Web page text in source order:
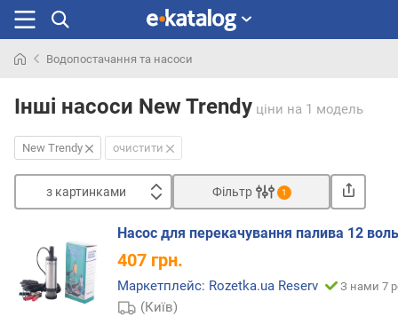
раніше
Водопостачання та насоси
Інші насоси New Trendy ціни на 1 модель
New Trendy очистити
з картинками
з
к
а
р
Фільтр 1
Насос для перекачування палива 12
407 грн.
Маркетплейс: Rozetka.ua Reserv З нами 7
(Київ)